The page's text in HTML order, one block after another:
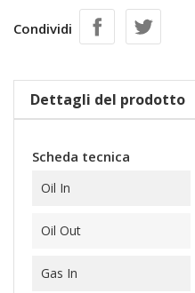
Condividi
Dettagli del prodotto
Scheda tecnica
Oil In
Oil Out
Gas In